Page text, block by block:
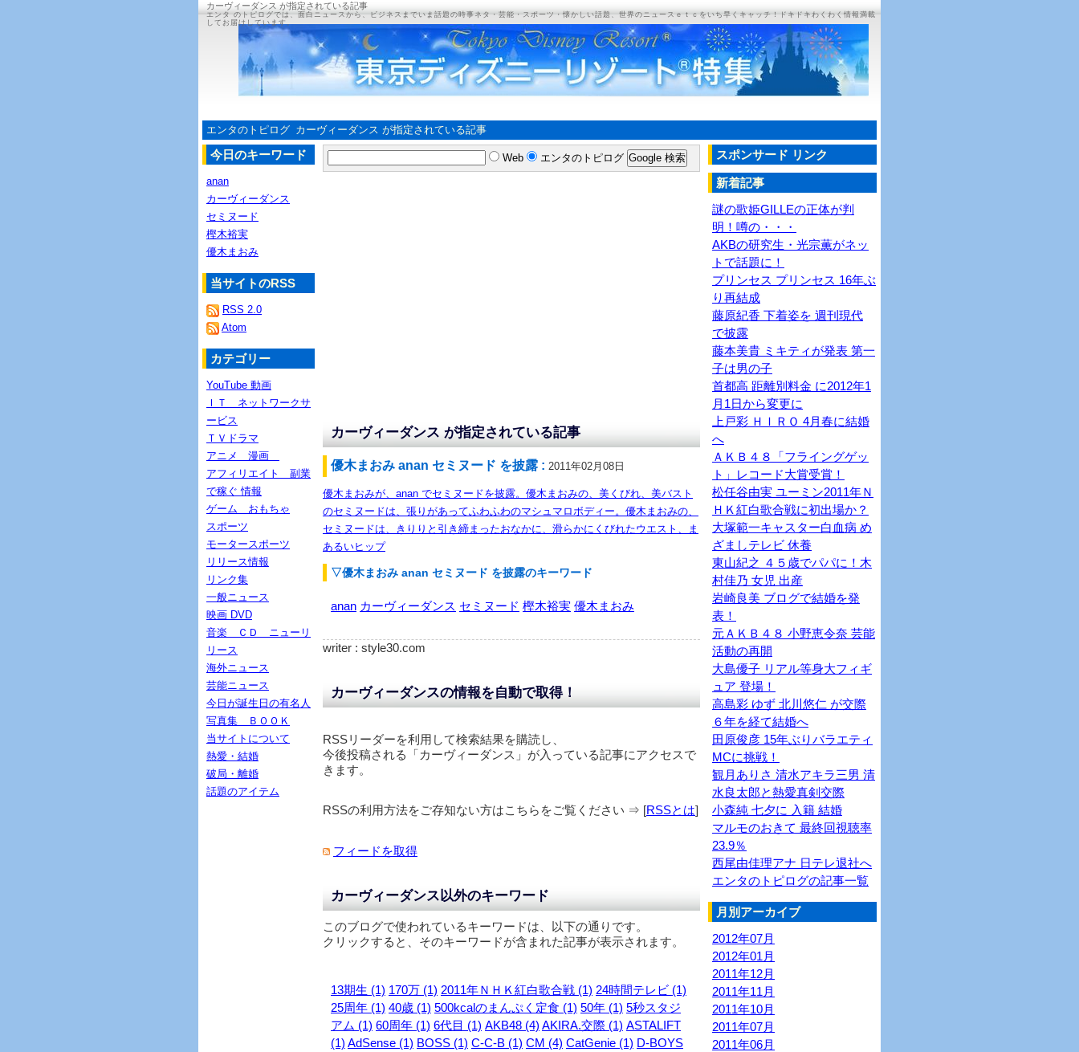
カーヴィーダンス が指定されている記事
エンタ のトピログでは、面白ニュースから、ビジネスまでいま話題の時事ネタ・芸能・スポーツ・懐かしい話題、世界のニュースｅｔｃをいち早くキャッチ！ドキドキわくわく情報満載
してお届けしています。
エンタのトピログ カーヴィーダンス が指定されている記事
カーヴィーダンス が指定されている記事
優木まおみ anan セミヌード を披露 : 2011年02月08日
優木まおみが、anan でセミヌードを披露。優木まおみの、美くびれ、美バスト
のセミヌードは、張りがあってふわふわのマシュマロボディー。優木まおみの、
セミヌードは、きりりと引き締まったおなかに、滑らかにくびれたウエスト、ま
あるいヒップ
▽優木まおみ anan セミヌード を披露のキーワード
anan カーヴィーダンス セミヌード 樫木裕実 優木まおみ
writer : style30.com
カーヴィーダンスの情報を自動で取得！
RSSリーダーを利用して検索結果を購読し、
今後投稿される「カーヴィーダンス 」が入っている記事にアクセスで
きます。
RSSの利用方法をご存知ない方はこちらをご覧ください ⇒ [RSSとは]
フィードを取得
カーヴィーダンス以外のキーワード
このブログで使われているキーワードは、以下の通りです。
クリックすると、そのキーワードが含まれた記事が表示されます。
13期生 (1) 170万 (1) 2011年ＮＨＫ紅白歌合戦 (1) 24時間テレビ (1)
25周年 (1) 40歳 (1) 500kcalのまんぷく定食 (1) 50年 (1) 5秒スタジ
アム (1) 60周年 (1) 6代目 (1) AKB48 (4) AKIRA.交際 (1) ASTALIFT
(1) AdSense (1) BOSS (1) C-C-B (1) CM (4) CatGenie (1) D-BOYS
今日のキーワード
anan
カーヴィーダンス
セミヌード
樫木裕実
優木まおみ
当サイトのRSS
RSS 2.0
Atom
カテゴリー
YouTube 動画
ＩＴ ネットワークサ
ービス
ＴＶドラマ
アニメ 漫画
アフィリエイト 副業
で稼ぐ 情報
ゲーム おもちゃ
スポーツ
モータースポーツ
リリース情報
リンク集
一般ニュース
映画 DVD
音楽 ＣＤ ニューリ
リース
海外ニュース
芸能ニュース
今日が誕生日の有名人
写真集 ＢＯＯＫ
当サイトについて
熱愛・結婚
破局・離婚
話題のアイテム
Web エンタのトピログ スポンサード リンク
新着記事
謎の歌姫GILLEの正体が判
明！噂の・・・
AKBの研究生・光宗薫がネッ
トで話題に！
プリンセス プリンセス 16年ぶ
り再結成
藤原紀香 下着姿を 週刊現代
で披露
藤本美貴 ミキティが発表 第一
子は男の子
首都高 距離別料金 に2012年1
月1日から変更に
上戸彩 ＨＩＲＯ 4月春に結婚
へ
ＡＫＢ４８「フライングゲッ
ト」レコード大賞受賞！
松任谷由実 ユーミン2011年Ｎ
ＨＫ紅白歌合戦に初出場か？
大塚範一キャスター白血病 め
ざましテレビ 休養
東山紀之 ４５歳でパパに！木
村佳乃 女児 出産
岩崎良美 ブログで結婚を発
表！
元ＡＫＢ４８ 小野恵令奈 芸能
活動の再開
大島優子 リアル等身大フィギ
ュア 登場！
高島彩 ゆず 北川悠仁 が交際
６年を経て結婚へ
田原俊彦 15年ぶりバラエティ
MCに挑戦！
観月ありさ 清水アキラ三男 清
水良太郎と熱愛真剣交際
小森純 七夕に 入籍 結婚
マルモのおきて 最終回視聴率
23.9％
西尾由佳理アナ 日テレ退社へ
エンタのトピログの記事一覧
月別アーカイブ
2012年07月
2012年01月
2011年12月
2011年11月
2011年10月
2011年07月
2011年06月